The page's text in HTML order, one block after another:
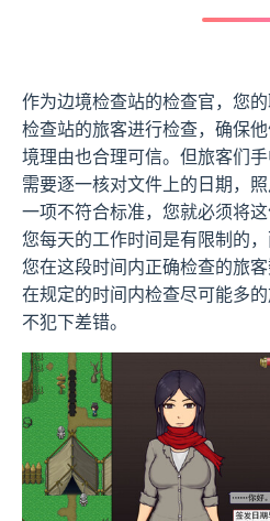
作为边境检查站的检查官，您
检查站的旅客进行检查，确保
境理由也合理可信。但旅客们
需要逐一核对文件上的日期，
一项不符合标准，您就必须将
您每天的工作时间是有限制的
您在这段时间内正确检查的旅
在规定的时间内检查尽可能多
不犯下差错。